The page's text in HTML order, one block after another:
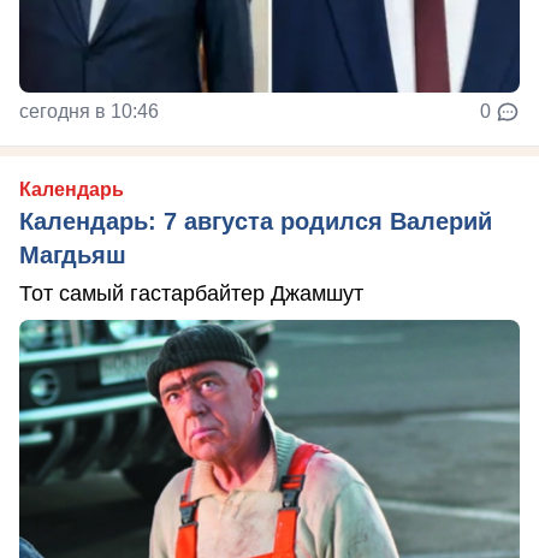
сегодня в 10:46 0
Календарь
Календарь: 7 августа родился Валерий
Магдьяш
Тот самый гастарбайтер Джамшут